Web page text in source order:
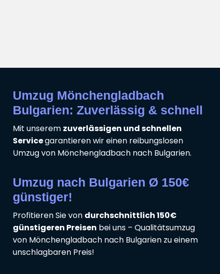
Umzug Mönchengladbach
Bulgarien: Zuverlässig & schnell
Mit unserem zuverlässigen und schnellen
Servicegarantieren wir einen reibungslosen
Umzug von Mönchengladbach nach Bulgarien.
Umzug nach Bulgarien Ø 150€
günstiger!
Profitieren Sie von durchschnittlich 150€
günstigeren Preisen bei uns – Qualitätsumzug
von Mönchengladbach nach Bulgarien zu einem
unschlagbaren Preis!